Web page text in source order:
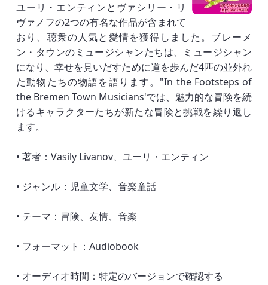
ユーリ・エンティンとヴァシリー・リ
ヴァノフの2つの有名な作品が含まれて
おり、聴衆の人気と愛情を獲得しました。ブレーメ
ン・タウンのミュージシャンたちは、ミュージシャン
になり、幸せを見いだすために道を歩んだ4匹の並外れ
た動物たちの物語を語ります。"In the Footsteps of
the Bremen Town Musicians'では、魅力的な冒険を続
けるキャラクターたちが新たな冒険と挑戦を繰り返し
ます。
• 著者：Vasily Livanov、ユーリ・エンティン
• ジャンル：児童文学、音楽童話
• テーマ：冒険、友情、音楽
• フォーマット：Audiobook
• オーディオ時間：特定のバージョンで確認する